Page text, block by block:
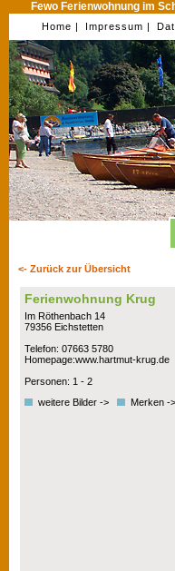
Fewo Ferienwohnung im
Home | Impressum |
<- Zurück zur Übersicht
Ferienwohnung Krug
Im Röthenbach 14
79356 Eichstetten
Telefon: 07663 5780
Homepage:www.hartmut-krug.de
Personen: 1 - 2
weitere Bilder ->
Merken ->